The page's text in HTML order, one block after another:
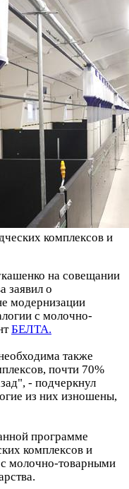
комплексов и
на совещании
заявил о
модернизации
с молочно-
БЕЛТА.
также
почти 70%
- подчеркнул
из них изношены,
программе
комплексов и
с молочно-товарными